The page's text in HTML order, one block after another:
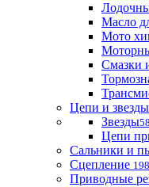
Масло
Мото
Смазки
Цепи и звезды
Звезды
Цепи
Сальники и
Сцепление 198
Приводные